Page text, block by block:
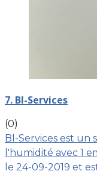
7. Bl-Services
(0)
Bl-Services est un
l'humidité avec 1
le 24-09-2019 et